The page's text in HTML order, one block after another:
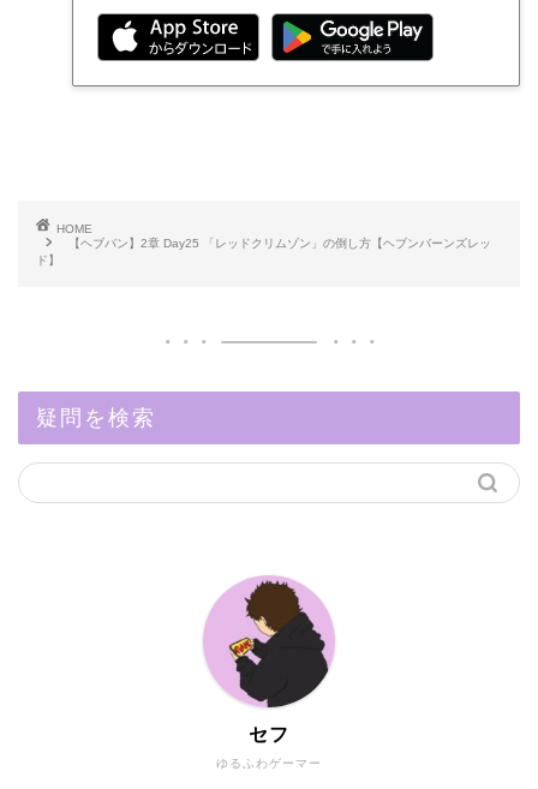
HOME
【ヘブバン】2章 Day25 「レッドクリムゾン」の倒し方【ヘブンバーンズレッ
ド】
疑問を検索
ゆるふわゲーマー
セフ